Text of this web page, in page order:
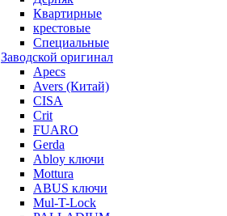
Квартирные
крестовые
Специальные
Заводской оригинал
Apecs
Avers (Китай)
CISA
Crit
FUARO
Gerda
Abloy ключи
Mottura
ABUS ключи
Mul-T-Lock